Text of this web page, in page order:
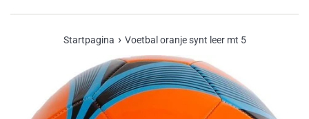
Startpagina › Voetbal oranje synt leer mt 5